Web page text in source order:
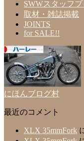
SWWスタッフ
取材・雑誌掲載
JOINTS
for SALE!!
にほんブログ村
最近のコメント
XLX 35mmFork